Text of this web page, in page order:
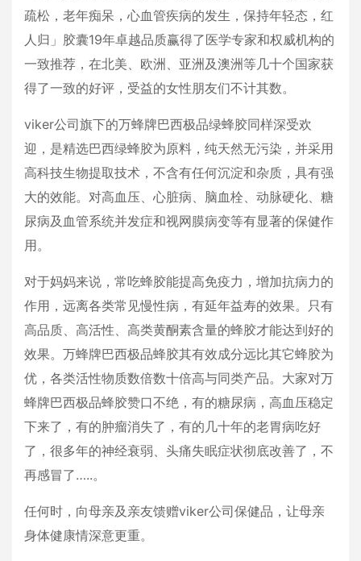
疏松，老年痴呆，心血管疾病的发生，保持年轻态，红
人归」胶囊19年卓越品质赢得了医学专家和权威机构的
一致推荐，在北美、欧洲、亚洲及澳洲等几十个国家获
得了一致的好评，受益的女性朋友们不计其数。
viker公司旗下的万蜂牌巴西极品绿蜂胶同样深受欢
迎，是精选巴西绿蜂胶为原料，纯天然无污染，并采用
高科技生物提取技术，不含有任何沉淀和杂质，具有强
大的效能。对高血压、心脏病、脑血栓、动脉硬化、糖
尿病及血管系统并发症和视网膜病变等有显著的保健作
用。
对于妈妈来说，常吃蜂胶能提高免疫力，增加抗病力的
作用，远离各类常见慢性病，有延年益寿的效果。只有
高品质、高活性、高类黄酮素含量的蜂胶才能达到好的
效果。万蜂牌巴西极品蜂胶其有效成分远比其它蜂胶为
优，各类活性物质数倍数十倍高与同类产品。大家对万
蜂牌巴西极品蜂胶赞口不绝，有的糖尿病，高血压稳定
下来了，有的肿瘤消失了，有的几十年的老胃病吃好
了，很多年的神经衰弱、头痛失眠症状彻底改善了，不
再感冒了…..。
任何时，向母亲及亲友馈赠viker公司保健品，让母亲
身体健康情深意更重。